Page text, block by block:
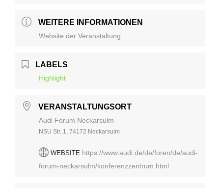
WEITERE INFORMATIONEN
Website der Veranstaltung
LABELS
Highlight
VERANSTALTUNGSORT
Audi Forum Neckarsulm
NSU Str. 1, 74172 Neckarsulm
WEBSITE https://www.audi.de/de/foren/de/audi-
forum-neckarsulm/konferenzzentrum.html